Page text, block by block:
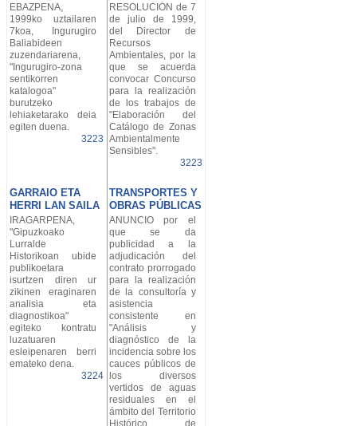
EBAZPENA,
1999ko uztailaren
7koa, Ingurugiro
Baliabideen
zuzendariarena,
"Ingurugiro-zona
sentikorren
katalogoa"
burutzeko
lehiaketarako deia
egiten duena.
3223
RESOLUCIÓN de 7
de julio de 1999,
del Director de
Recursos
Ambientales, por la
que se acuerda
convocar Concurso
para la realización
de los trabajos de
"Elaboración del
Catálogo de Zonas
Ambientalmente
Sensibles".
3223
GARRAIO ETA
HERRI LAN SAILA
TRANSPORTES Y
OBRAS PÚBLICAS
IRAGARPENA,
"Gipuzkoako
Lurralde
Historikoan ubide
publikoetara
isurtzen diren ur
zikinen eraginaren
analisia eta
diagnostikoa"
egiteko kontratu
luzatuaren
esleipenaren berri
emateko dena.
3224
ANUNCIO por el
que se da
publicidad a la
adjudicación del
contrato prorrogado
para la realización
de la consultoría y
asistencia
consistente en
"Análisis y
diagnóstico de la
incidencia sobre los
cauces públicos de
los diversos
vertidos de aguas
residuales en el
ámbito del Territorio
Histórico de